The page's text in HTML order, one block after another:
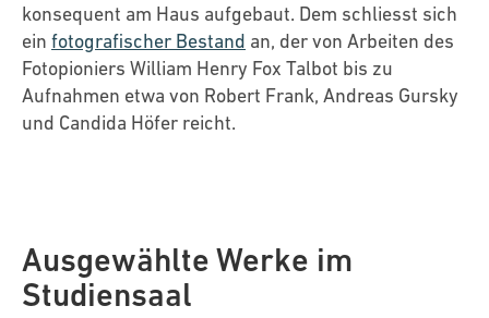
konsequent am Haus aufgebaut. Dem schliesst sich
ein fotografischer Bestand an, der von Arbeiten des
Fotopioniers William Henry Fox Talbot bis zu
Aufnahmen etwa von Robert Frank, Andreas Gursky
und Candida Höfer reicht.
Ausgewählte Werke im
Studiensaal